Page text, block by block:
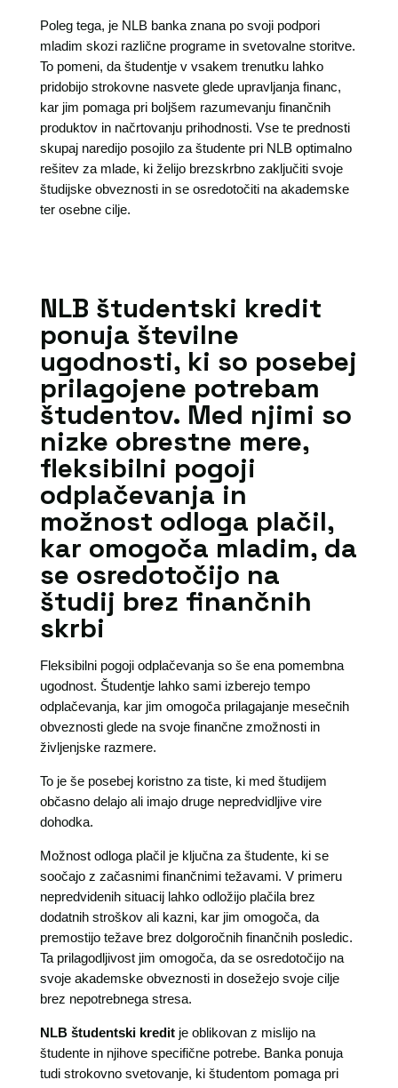
Poleg tega, je NLB banka znana po svoji podpori
mladim skozi različne programe in svetovalne storitve.
To pomeni, da študentje v vsakem trenutku lahko
pridobijo strokovne nasvete glede upravljanja financ,
kar jim pomaga pri boljšem razumevanju finančnih
produktov in načrtovanju prihodnosti. Vse te prednosti
skupaj naredijo posojilo za študente pri NLB optimalno
rešitev za mlade, ki želijo brezskrbno zaključiti svoje
študijske obveznosti in se osredotočiti na akademske
ter osebne cilje.
NLB študentski kredit
ponuja številne
ugodnosti, ki so posebej
prilagojene potrebam
študentov. Med njimi so
nizke obrestne mere,
fleksibilni pogoji
odplačevanja in
možnost odloga plačil,
kar omogoča mladim, da
se osredotočijo na
študij brez finančnih
skrbi
Fleksibilni pogoji odplačevanja so še ena pomembna
ugodnost. Študentje lahko sami izberejo tempo
odplačevanja, kar jim omogoča prilagajanje mesečnih
obveznosti glede na svoje finančne zmožnosti in
življenjske razmere.
To je še posebej koristno za tiste, ki med študijem
občasno delajo ali imajo druge nepredvidljive vire
dohodka.
Možnost odloga plačil je ključna za študente, ki se
soočajo z začasnimi finančnimi težavami. V primeru
nepredvidenih situacij lahko odložijo plačila brez
dodatnih stroškov ali kazni, kar jim omogoča, da
premostijo težave brez dolgoročnih finančnih posledic.
Ta prilagodljivost jim omogoča, da se osredotočijo na
svoje akademske obveznosti in dosežejo svoje cilje
brez nepotrebnega stresa.
NLB študentski kreditje oblikovan z mislijo na
študente in njihove specifične potrebe. Banka ponuja
tudi strokovno svetovanje, ki študentom pomaga pri